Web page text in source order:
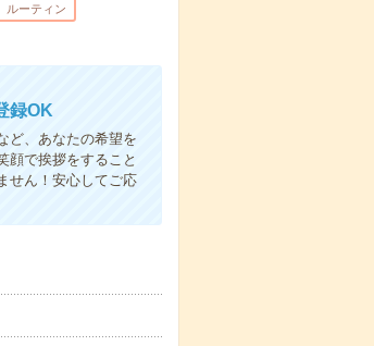
ルーティン
録OK
ど、あなたの希望を
顔で挨拶をすること
せん！安心してご応